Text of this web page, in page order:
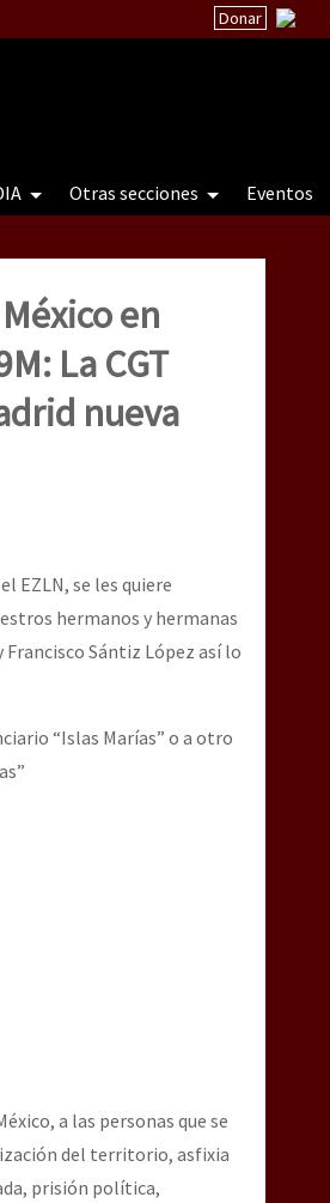
Donar
Otras secciones Eventos
a natureza e a natureza sob cerco)
sob cerco)
y el alto a la guerra contra el CIPOG-EZ
en
La CGT
nueva
EZLN, se les quiere
hermanos y hermanas
Sántiz López así lo
“Islas Marías” o a otro
a las personas que se
del territorio, asfixia
prisión política,